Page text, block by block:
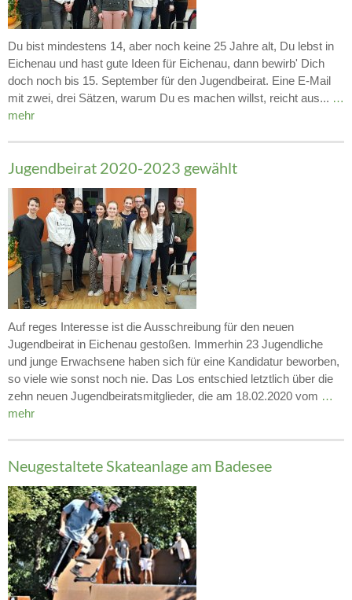
Du bist mindestens 14, aber noch keine 25 Jahre alt, Du lebst in
Eichenau und hast gute Ideen für Eichenau, dann bewirb' Dich
doch noch bis 15. September für den Jugendbeirat. Eine E-Mail
mit zwei, drei Sätzen, warum Du es machen willst, reicht aus... …
mehr
Jugendbeirat 2020-2023 gewählt
Auf reges Interesse ist die Ausschreibung für den neuen
Jugendbeirat in Eichenau gestoßen. Immerhin 23 Jugendliche
und junge Erwachsene haben sich für eine Kandidatur beworben,
so viele wie sonst noch nie. Das Los entschied letztlich über die
zehn neuen Jugendbeiratsmitglieder, die am 18.02.2020 vom …
mehr
Neugestaltete Skateanlage am Badesee